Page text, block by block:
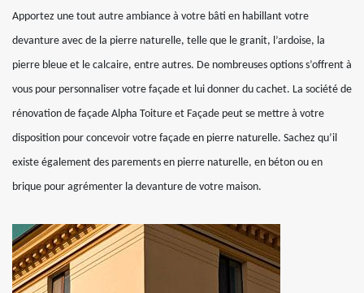
Apportez une tout autre ambiance à votre bâti en habillant votre
devanture avec de la pierre naturelle, telle que le granit, l’ardoise, la
pierre bleue et le calcaire, entre autres. De nombreuses options s’offrent à
vous pour personnaliser votre façade et lui donner du cachet. La société de
rénovation de façade Alpha Toiture et Façade peut se mettre à votre
disposition pour concevoir votre façade en pierre naturelle. Sachez qu’il
existe également des parements en pierre naturelle, en béton ou en
brique pour agrémenter la devanture de votre maison.